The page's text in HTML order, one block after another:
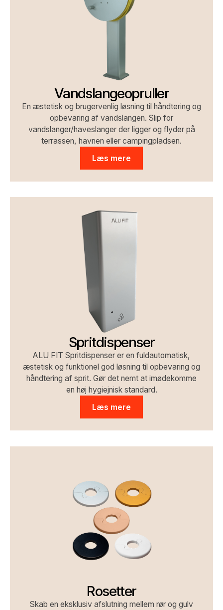
Vandslangeopruller
En æstetisk og brugervenlig løsning til håndtering og
opbevaring af vandslangen. Slip for
vandslanger/haveslanger der ligger og flyder på
terrassen, havnen eller campingpladsen.
Læs mere
Spritdispenser
ALU FIT Spritdispenser er en fuldautomatisk,
æstetisk og funktionel god løsning til opbevaring og
håndtering af sprit. Gør det nemt at imødekomme
en høj hygiejnisk standard.
Læs mere
Rosetter
Skab en eksklusiv afslutning mellem rør og gulv